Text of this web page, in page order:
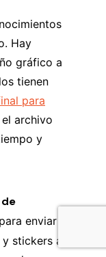
Hay
gráfico a
tienen
para
archivo
y
para enviar
stickers a